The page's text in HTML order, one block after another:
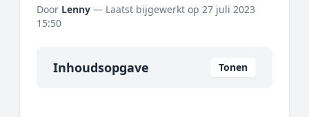
Door Lenny — Laatst bijgewerkt op 27 juli 2023
15:50
Inhoudsopgave Tonen